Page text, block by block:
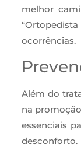
melhor
ocorrências.
Além do
na
essenciais
desconforto.